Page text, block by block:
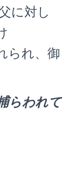
に対し
れ、御
らわれて